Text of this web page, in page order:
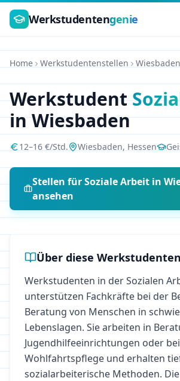
Zum Hauptinhalt springen
Werkstudentengenie
Home Werkstudentenstellen Wiesbaden
Werkstudent
inWiesbaden
12–16 €/Std. Wiesbaden, Hessen
Stellen fürSoziale Arbeit in
ansehen
Über diese
Werkstudenten in der Sozialen
unterstützen Fachkräfte bei der
Beratung von Menschen in
Lebenslagen. Sie arbeiten in
Jugendhilfeeinrichtungen oder
Wohlfahrtspflege und erhalten
sozialarbeiterische Methoden.